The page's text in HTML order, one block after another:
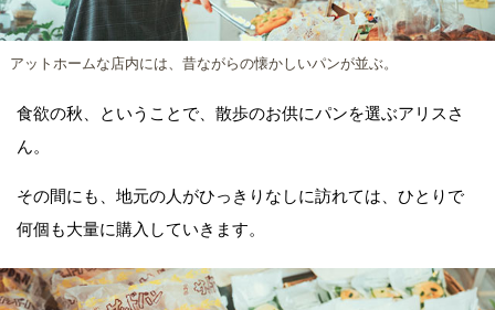
アットホームな店内には、昔ながらの懐かしいパンが並ぶ。
食欲の秋、ということで、散歩のお供にパンを選ぶアリスさ
ん。
その間にも、地元の人がひっきりなしに訪れては、ひとりで
何個も大量に購入していきます。